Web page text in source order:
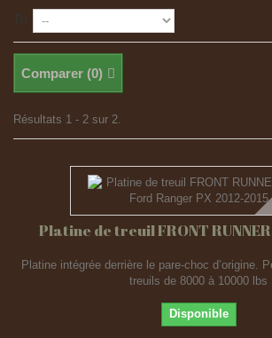
Comparer (0)
Résultats 1 - 2 sur 2.
Platine de treuil FRONT
Platine intégrée derrière le pare-choc d’origine.
treuils de 8000 à 10000 lbs
Disponible